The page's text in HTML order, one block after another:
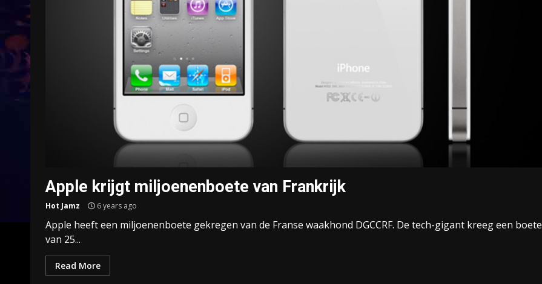
Apple krijgt miljoenenboete van Frankrijk
Hot Jamz 6 years ago
Apple heeft een miljoenenboete gekregen van de Franse waakhond DGCCRF. De tech-gigant kreeg een boete
van 25...
Read More